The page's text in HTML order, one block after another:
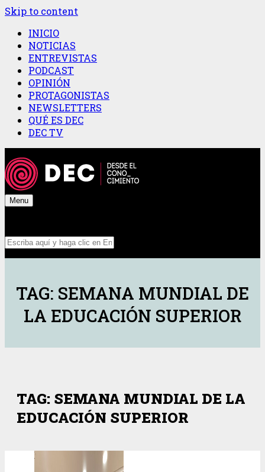
Skip to content
INICIO
NOTICIAS
ENTREVISTAS
PODCAST
OPINIÓN
PROTAGONISTAS
NEWSLETTERS
QUÉ ES DEC
DEC TV
Menu
TAG: SEMANA MUNDIAL DE
LA EDUCACIÓN SUPERIOR
TAG: SEMANA MUNDIAL DE LA
EDUCACIÓN SUPERIOR